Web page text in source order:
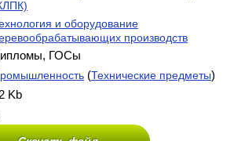
и оборудование
производств
ГОСы
(Технические предметы)
Kb